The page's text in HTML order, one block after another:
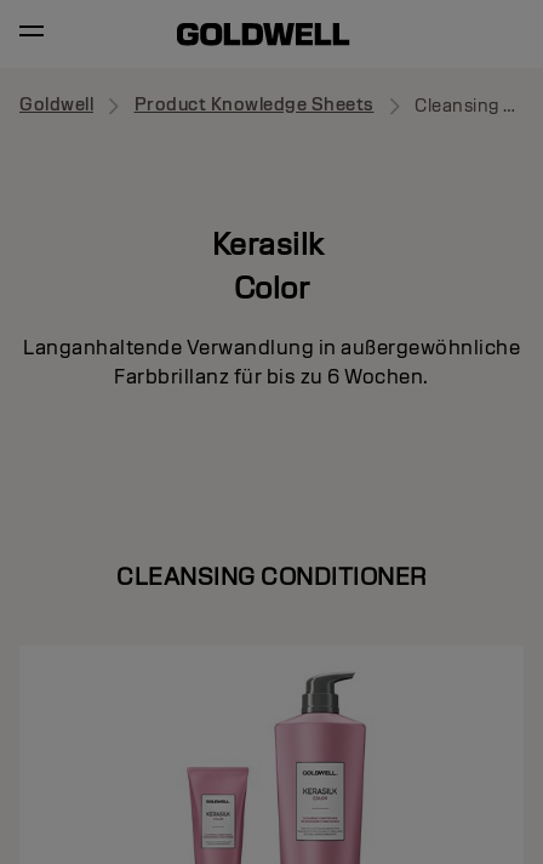
Goldwell Product Knowledge Sheets Cleansing Conditioner
Kerasilk
Color
Langanhaltende Verwandlung in außergewöhnliche
Farbbrillanz für bis zu 6 Wochen.
CLEANSING CONDITIONER